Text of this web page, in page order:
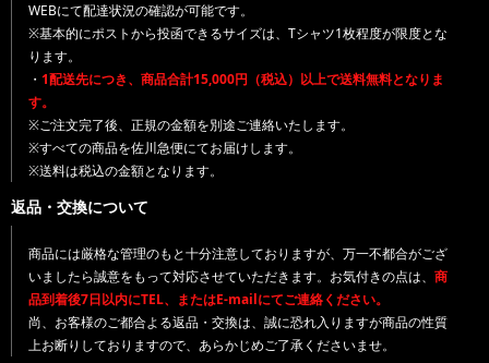
WEBにて配達状況の確認が可能です。
※基本的にポストから投函できるサイズは、Tシャツ1枚程度が限度とな
ります。
・ 1配送先につき、商品合計15,000円（税込）以上で送料無料となりま
す。
※ご注文完了後、正規の金額を別途ご連絡いたします。
※すべての商品を佐川急便にてお届けします。
※送料は税込の金額となります。
返品・交換について
商品には厳格な管理のもと十分注意しておりますが、万一不都合がござ
いましたら誠意をもって対応させていただきます。お気付きの点は、 商
品到着後7日以内にTEL、またはE-mailにてご連絡ください。
尚、お客様のご都合よる返品・交換は、誠に恐れ入りますが商品の性質
上お断りしておりますので、あらかじめご了承くださいませ。